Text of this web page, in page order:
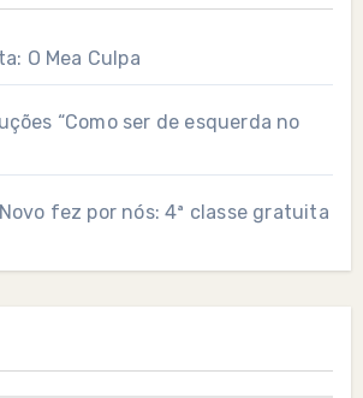
O Mea Culpa
“Como ser de esquerda no
fez por nós: 4ª classe gratuita